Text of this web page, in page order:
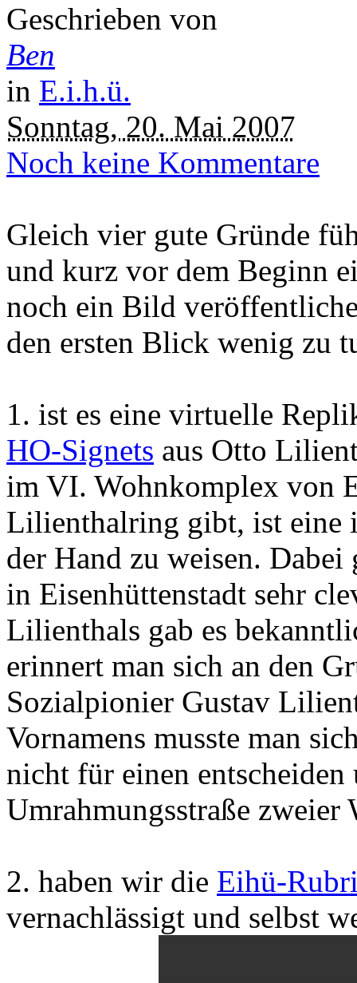
Geschrieben von
Ben
in E.i.h.ü.
Sonntag, 20. Mai 2007
Noch keine Kommentare
Gleich vier gute Gründe
und kurz vor dem Beginn
noch ein Bild
den ersten Blick wenig zu
1. ist es eine virtuelle
HO-Signets aus Otto
im VI. Wohnkomplex von
Lilienthalring gibt, ist eine
der Hand zu weisen.
in Eisenhüttenstadt sehr
Lilienthals gab es
erinnert man sich an den
Sozialpionier Gustav
Vornamens musste man
nicht für einen
Umrahmungsstraße zweier
2. haben wir die Eihü-
vernachlässigt und selbst